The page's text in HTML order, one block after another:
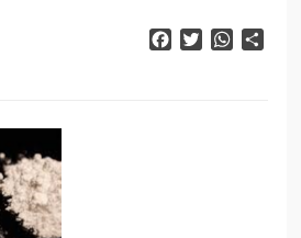
FacebookTwitter